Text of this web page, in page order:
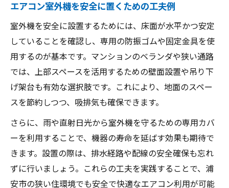
エアコン室外機を安全に置くための工夫例
室外機を安全に設置するためには、床面が水平かつ安定
していることを確認し、専用の防振ゴムや固定金具を使
用するのが基本です。マンションのベランダや狭い通路
では、上部スペースを活用するための壁面設置や吊り下
げ架台も有効な選択肢です。これにより、地面のスペー
スを節約しつつ、吸排気も確保できます。
さらに、雨や直射日光から室外機を守るための専用カバ
ーを利用することで、機器の寿命を延ばす効果も期待で
きます。設置の際は、排水経路や配線の安全確保も忘れ
ずに行いましょう。これらの工夫を実践することで、浦
安市の狭い住環境でも安全で快適なエアコン利用が可能